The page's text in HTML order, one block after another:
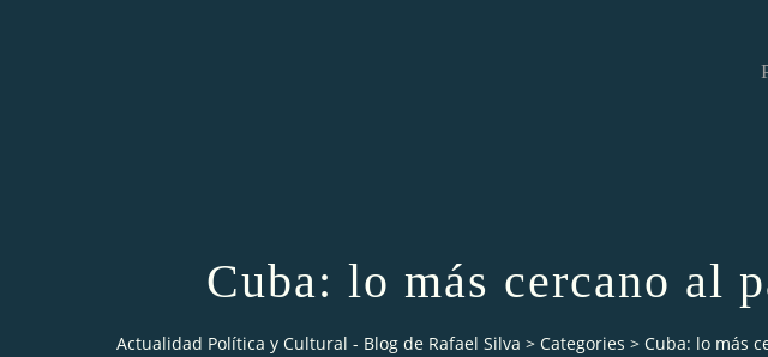
Cuba: lo más cercano al
Actualidad Política y Cultural - Blog de Rafael Silva > Categories > Cuba: lo más